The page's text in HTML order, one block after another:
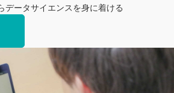
データサイエンスを身に着ける